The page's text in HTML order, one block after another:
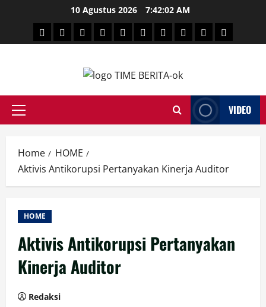
content
10 Agustus 2026 7:42:03 AM
HEADLINE
PARESULSELBAR
POLITIKHUKRIMNASIONAL
PENKESSPORTAINMENT
DUNIAMEDSOS
Primary
VIDEO
Home
HOME
Aktivis Antikorupsi Pertanyakan Kinerja Auditor
HOME
Aktivis Antikorupsi Pertanyakan
Kinerja Auditor
Redaksi